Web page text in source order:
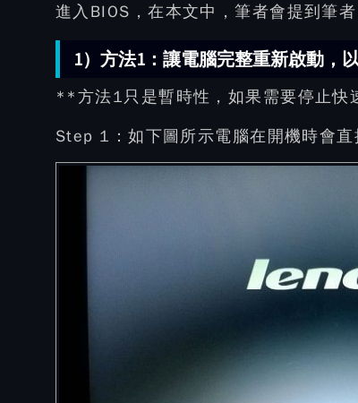
進入BIOS，在本文中，筆者會提到筆
1）方法1：讓電腦完整重新啟動，
**方法1只是暫時性，如果需要停止快
Step 1：如下圖所示電腦在開機時會直